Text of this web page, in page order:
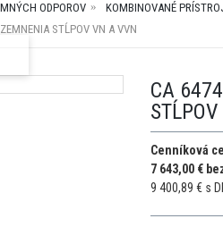
ODPOROV KOMBINOVANÉ
STĹPOV VN A VVN
CA
Cenníková
7 643,00 €
9 400,89 € s